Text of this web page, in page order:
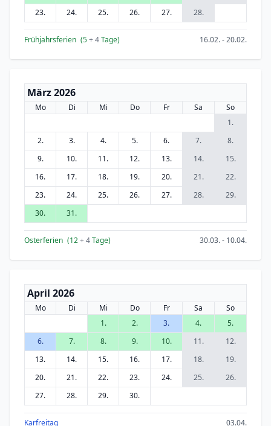
23.
24. 25. 26. 27. 28.
Frühjahrsferien (5+ 4Tage) 16.02. - 20.02.
März 2026
Mo Di Mi Do Fr Sa
So
1.
2.
3. 4. 5. 6. 7.
8.
9.
10. 11. 12. 13. 14.
15.
16.
17. 18. 19. 20. 21.
22.
23.
24. 25. 26. 27. 28.
29.
30.
31.
Osterferien (12+ 4Tage) 30.03. - 10.04.
April 2026
Mo Di Mi Do Fr Sa
So
1.
2. 3. 4.
5.
6.
7. 8. 9. 10. 11.
12.
13.
14. 15. 16. 17. 18.
19.
20.
21. 22. 23. 24. 25.
26.
27.
28. 29. 30.
Karfreitag
03.04.